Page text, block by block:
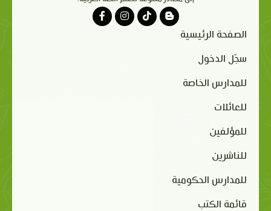
الصفحة الرئيسية
سجّل الدخول
للمدارس الخاصة
للعائلات
للمؤلفين
للناشرين
للمدارس الحكومية
قائمة الكتب